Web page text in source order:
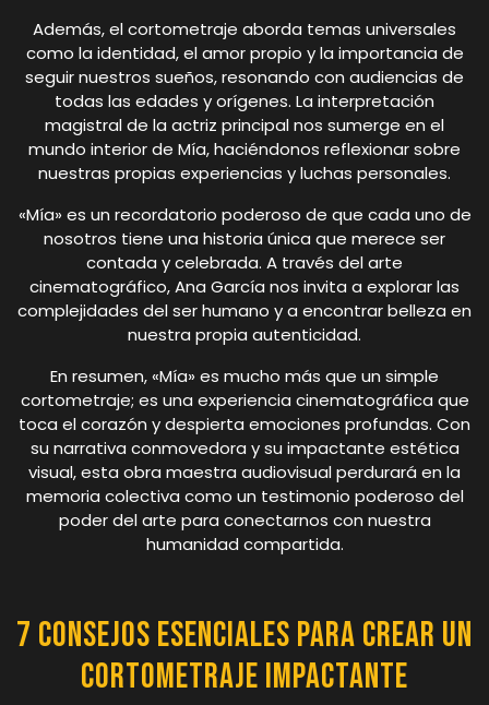
Además, el cortometraje aborda temas universales
como la identidad, el amor propio y la importancia de
seguir nuestros sueños, resonando con audiencias de
todas las edades y orígenes. La interpretación
magistral de la actriz principal nos sumerge en el
mundo interior de Mía, haciéndonos reflexionar sobre
nuestras propias experiencias y luchas personales.
«Mía» es un recordatorio poderoso de que cada uno de
nosotros tiene una historia única que merece ser
contada y celebrada. A través del arte
cinematográfico, Ana García nos invita a explorar las
complejidades del ser humano y a encontrar belleza en
nuestra propia autenticidad.
En resumen, «Mía» es mucho más que un simple
cortometraje; es una experiencia cinematográfica que
toca el corazón y despierta emociones profundas. Con
su narrativa conmovedora y su impactante estética
visual, esta obra maestra audiovisual perdurará en la
memoria colectiva como un testimonio poderoso del
poder del arte para conectarnos con nuestra
humanidad compartida.
7 Consejos Esenciales para Crear un
Cortometraje Impactante